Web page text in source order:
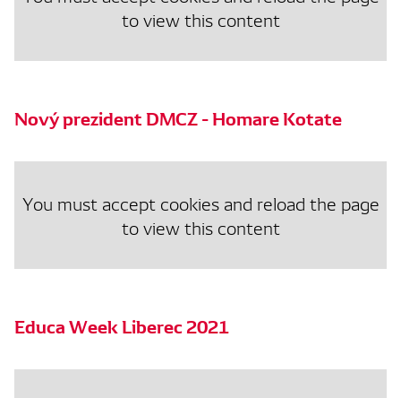
to view this content
Nový prezident DMCZ - Homare Kotate
You must accept cookies and reload the page
to view this content
Educa Week Liberec 2021